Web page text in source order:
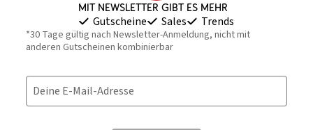
Mit Newsletter gibt es mehr
Gutscheine Sales Trends
*30 Tage gültig nach Newsletter-Anmeldung, nicht mit
anderen Gutscheinen kombinierbar
Deine E-Mail-Adresse